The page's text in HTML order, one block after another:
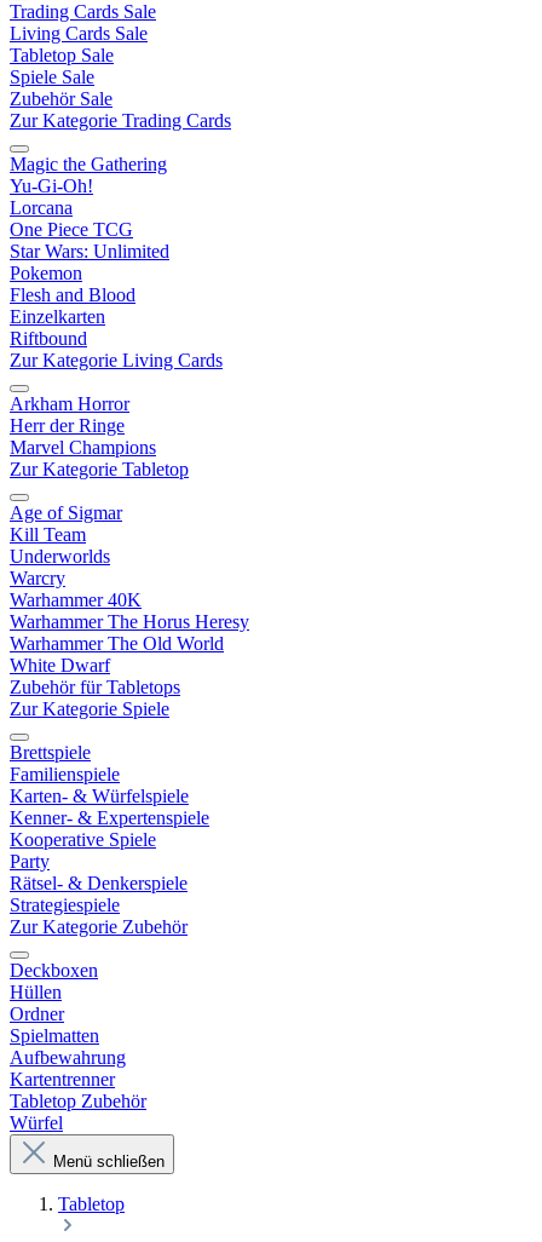
Trading Cards Sale
Living Cards Sale
Tabletop Sale
Spiele Sale
Zubehör Sale
Zur Kategorie Trading Cards
Magic the Gathering
Yu-Gi-Oh!
Lorcana
One Piece TCG
Star Wars: Unlimited
Pokemon
Flesh and Blood
Einzelkarten
Riftbound
Zur Kategorie Living Cards
Arkham Horror
Herr der Ringe
Marvel Champions
Zur Kategorie Tabletop
Age of Sigmar
Kill Team
Underworlds
Warcry
Warhammer 40K
Warhammer The Horus Heresy
Warhammer The Old World
White Dwarf
Zubehör für Tabletops
Zur Kategorie Spiele
Brettspiele
Familienspiele
Karten- & Würfelspiele
Kenner- & Expertenspiele
Kooperative Spiele
Party
Rätsel- & Denkerspiele
Strategiespiele
Zur Kategorie Zubehör
Deckboxen
Hüllen
Ordner
Spielmatten
Aufbewahrung
Kartentrenner
Tabletop Zubehör
Würfel
Menü schließen
Tabletop